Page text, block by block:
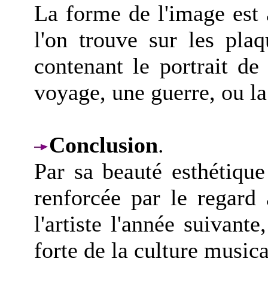
La forme de l'image est
l'on trouve sur les
contenant le portrait
voyage, une guerre, ou
Conclusion.
Par sa beauté
renforcée par le
l'artiste l'année
forte de la culture